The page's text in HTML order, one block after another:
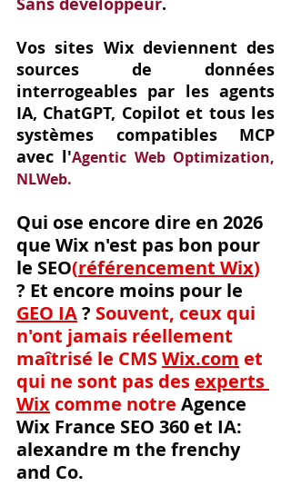
Vos sites Wix deviennent des
sources de données
interrogeables par les agents
IA, ChatGPT, Copilot et tous les
systèmes compatibles MCP
avec l'Agentic Web Optimization,
NLWeb.
Qui ose encore dire en 2026
que Wix n'est pas bon pour
le SEO(référencement Wix)
? Et encore moins pour le
GEO IA? Souvent, ceux qui
n'ont jamais réellement
maîtrisé le CMS Wix.com et
qui ne sont pas des experts
Wix comme notre Agence
Wix France SEO 360 et IA:
alexandre m the frenchy
and Co.